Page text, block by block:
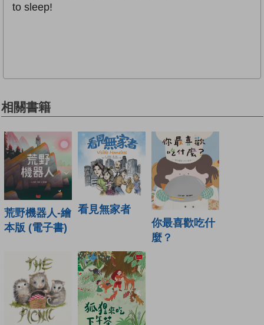
to sleep!
相關書籍
荒野機器人-繪
本版 (電子書)
看見無家者
你最喜歡吃什
麼？